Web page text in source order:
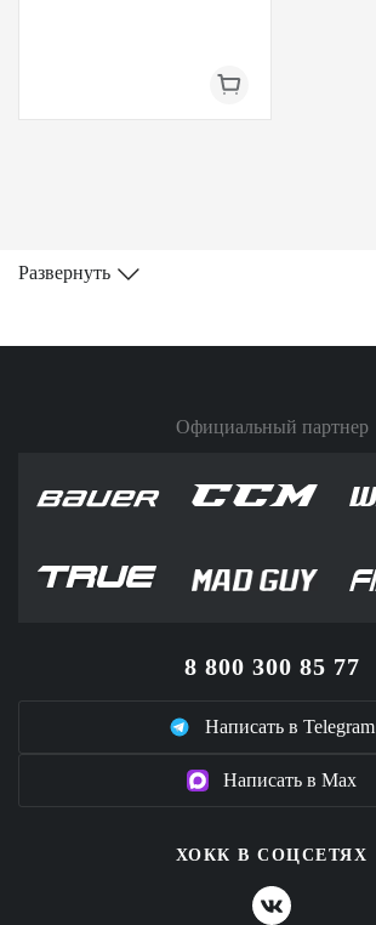
Развернуть
Официальный партнер
8 800 300 85 77
Написать в Telegram
Написать в Max
ХОКК В СОЦСЕТЯХ